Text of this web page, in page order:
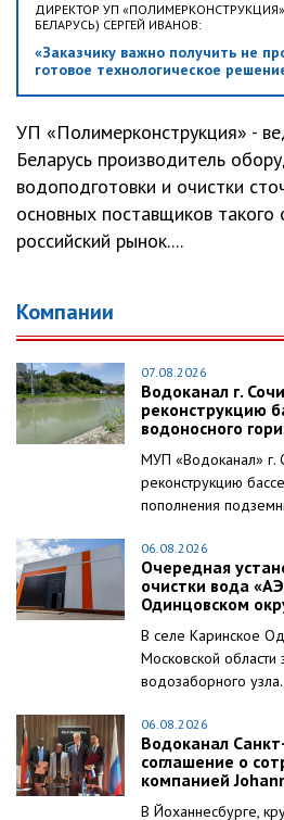
ДИРЕКТОР УП «ПОЛИМЕРКОНСТРУКЦИЯ»
БЕЛАРУСЬ) СЕРГЕЙ ИВАНОВ:
«Заказчику важно получить не
готовое технологическое
УП «Полимерконструкция» -
Беларусь производитель
водоподготовки и очистки
основных поставщиков
российский рынок....
Компании
07.08.2026
Водоканал г.
реконструкцию
водоносного
МУП «Водоканал» г.
реконструкцию
пополнения
06.08.2026
Очередная
очистки вода
Одинцовском
В селе Каринское
Московской области
водозаборного
06.08.2026
Водоканал
соглашение о
компанией
В Йоханнесбурге,